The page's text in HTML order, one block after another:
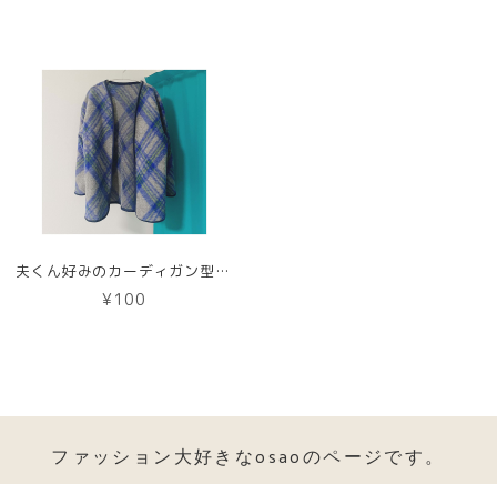
夫くん好みのカーディガン型紙【DL版】
¥100
ファッション大好きなosaoのページです。